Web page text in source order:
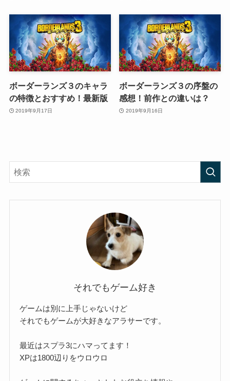
ボーダーランズ３のキャラ
の特徴とおすすめ！最新版
2019年9月17日
ボーダーランズ３の序盤の
感想！前作との違いは？
2019年9月16日
それでもゲーム好き
ゲームは別に上手じゃないけど
それでもゲームが大好きなアラサーです。
最近はスプラ3にハマってます！
XPは1800辺りをウロウロ